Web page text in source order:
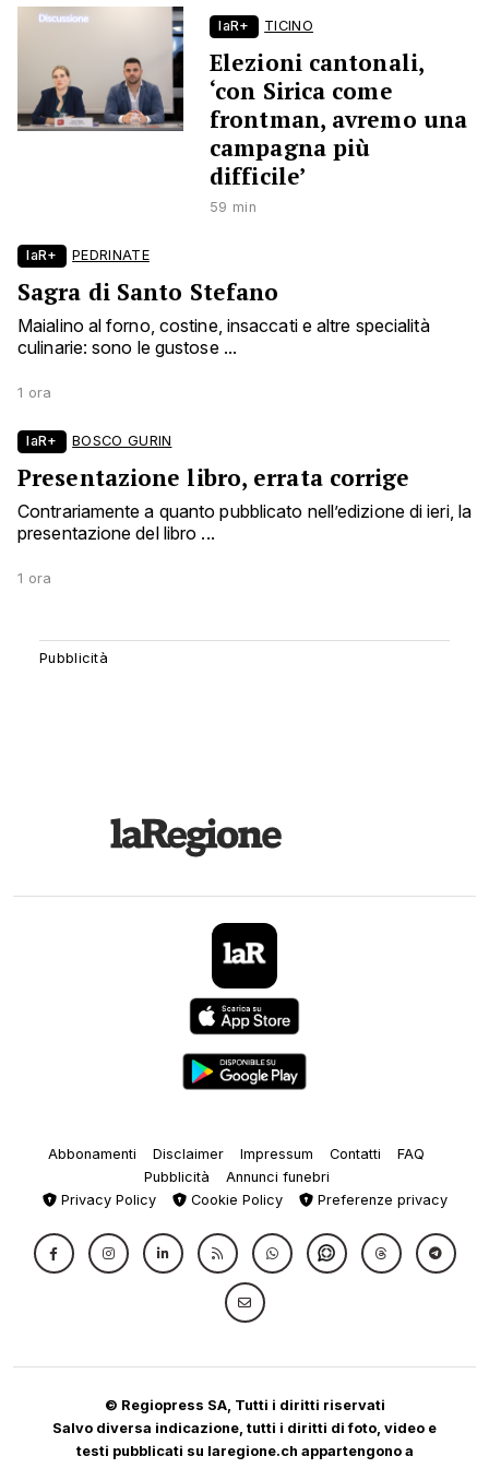
laR+ TICINO
Elezioni cantonali,
‘con Sirica come
frontman, avremo una
campagna più
difficile’
59 min
laR+ PEDRINATE
Sagra di Santo Stefano
Maialino al forno, costine, insaccati e altre specialità
culinarie: sono le gustose ...
1 ora
laR+ BOSCO GURIN
Presentazione libro, errata corrige
Contrariamente a quanto pubblicato nell’edizione di ieri, la
presentazione del libro ...
1 ora
Abbonamenti Disclaimer Impressum Contatti
FAQ
Pubblicità
Annunci funebri
Privacy Policy
Cookie Policy Preferenze privacy
© Regiopress SA, Tutti i diritti riservati
Salvo diversa indicazione, tutti i diritti di foto, video e
testi pubblicati su laregione.ch appartengono a